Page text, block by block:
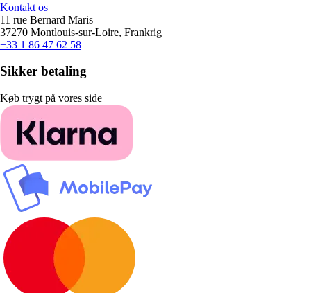
Kontakt os
11 rue Bernard Maris
37270 Montlouis-sur-Loire, Frankrig
+33 1 86 47 62 58
Sikker betaling
Køb trygt på vores side